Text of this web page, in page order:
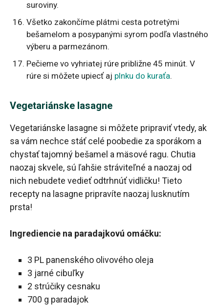
suroviny.
Všetko zakončíme plátmi cesta potretými
bešamelom a posypanými syrom podľa vlastného
výberu a parmezánom.
Pečieme vo vyhriatej rúre približne 45 minút. V
rúre si môžete upiecť aj plnku do kuraťa.
Vegetariánske lasagne
Vegetariánske lasagne si môžete pripraviť vtedy, ak
sa vám nechce stáť celé poobedie za sporákom a
chystať tajomný bešamel a mäsové ragu. Chutia
naozaj skvele, sú ľahšie stráviteľné a naozaj od
nich nebudete vedieť odtrhnúť vidličku! Tieto
recepty na lasagne pripravíte naozaj lusknutím
prsta!
Ingrediencie na paradajkovú omáčku:
3 PL panenského olivového oleja
3 jarné cibuľky
2 strúčiky cesnaku
700 g paradajok